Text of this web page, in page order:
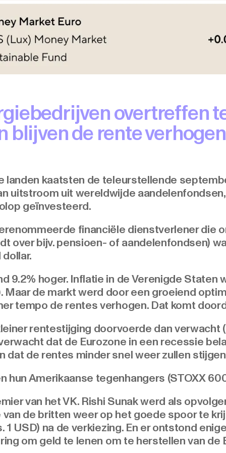
overtreffen
blijven de rente
landen kaatsten de teleurstellende
uitstroom uit wereldwijde
geïnvesteerd.
financiële dienstverlener die
over bijv. pensioen- of aandelenfondsen)
9.2% hoger. Inflatie in de Verenigde Staten
Maar de markt werd door een groeiend
tempo de rentes verhogen. Dat komt
rentestijging doorvoerde dan verwacht
dat de Eurozone in een recessie
dat de rentes minder snel weer zullen
hun Amerikaanse tegenhangers (STOXX
van het VK. Rishi Sunak werd als
de britten weer op het goede spoor te
1 USD) na de verkiezing. En er ontstond
om geld te lenen om te herstellen van de